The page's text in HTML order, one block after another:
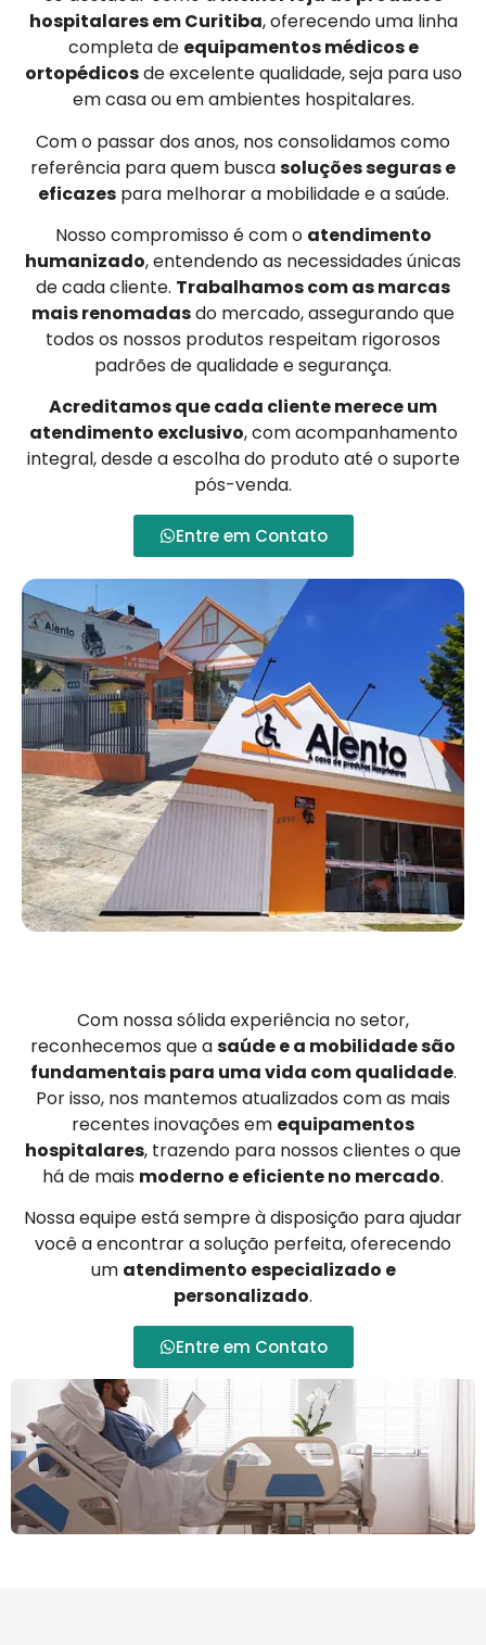
hospitalares em Curitiba, oferecendo uma linha
completa de equipamentos médicos e
ortopédicosde excelente qualidade, seja para uso
em casa ou em ambientes hospitalares.
Com o passar dos anos, nos consolidamos como
referência para quem buscasoluções seguras e
eficazespara melhorar a mobilidade e a saúde.
Nosso compromisso é com o atendimento
humanizado, entendendo as necessidades únicas
de cada cliente. Trabalhamos com as marcas
mais renomadasdo mercado, assegurando que
todos os nossos produtos respeitam rigorosos
padrões de qualidade e segurança.
Acreditamos que cada cliente merece um
atendimento exclusivo, com acompanhamento
integral, desde a escolha do produto até o suporte
pós-venda.
Entre em Contato
Com nossa sólida experiência no setor,
reconhecemos que asaúde e a mobilidade são
fundamentais para uma vida com qualidade.
Por isso, nos mantemos atualizados com as mais
recentes inovações em equipamentos
hospitalares, trazendo para nossos clientes o que
há de mais moderno e eficiente no mercado.
Nossa equipe está sempre à disposição para ajudar
você a encontrar a solução perfeita, oferecendo
um atendimento especializado e
personalizado.
Entre em Contato